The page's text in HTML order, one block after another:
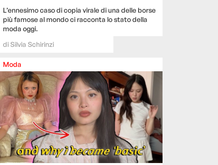
L’ennesimo caso di copia virale di una delle borse
più famose al mondo ci racconta lo stato della
moda oggi.
diSilvia Schirinzi
Moda